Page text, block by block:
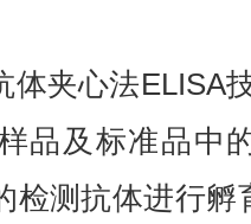
体夹心法ELISA
品及标准品中
检测抗体进行孵